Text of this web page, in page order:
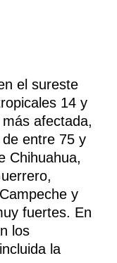
el sureste
14 y
afectada,
entre 75 y
Chihuahua,
y
fuertes. En
los
la